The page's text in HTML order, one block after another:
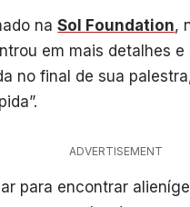
naSol Foundation,
em mais detalhes
no final de sua
ADVERTISEMENT
para encontrar